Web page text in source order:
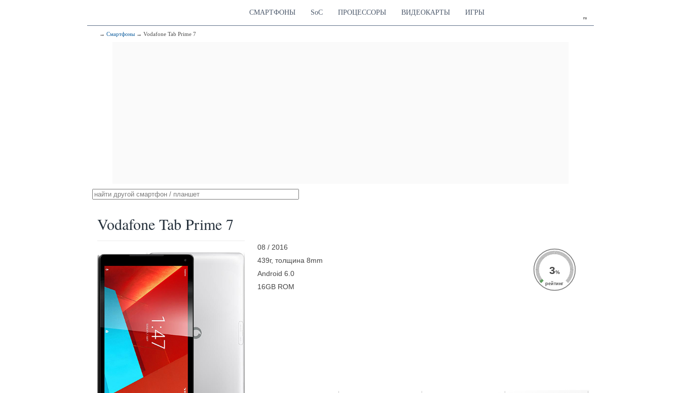
ru
СМАРТФОНЫ SoC ПРОЦЕССОРЫ ВИДЕОКАРТЫ ИГРЫ
→ Смартфоны → Vodafone Tab Prime 7
Vodafone Tab Prime 7
08 / 2016
439г, толщина 8mm
Android 6.0
16GB ROM
3%
рейтинг